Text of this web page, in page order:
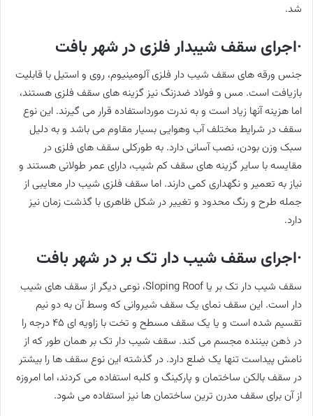
شد.
·اجرای سقف شیبدار فلزی در شهر بافت
جنس ورقه های سقف شیب دار فلزی آلومینیوم، روی و استیل با قابلیت
بازیافت است. مس و فولاد ضدزنگ نیز گزینه های سقف فلزی هستند،
اما هزینه آنها زیاد است و به ندرت مورداستفاده قرار می گیرند. این نوع
سقف در شرایط مختلف آب وهوایی بسیار مقاوم می باشد و به دلیل
سبک وزن بودن، نصب آسانی دارد. به طورکلی سقف های فلزی در
مقایسه با سایر گزینه های سقف کم شیب، دارای عمر طولانی هستند و
نیاز به تعمیر و نگهداری کمی دارند. اما سقف فلزی شیب دار معایبی از
جمله طرح و رنگ محدود و تغییر در شکل ظاهری با گذشت زمان نیز
دارد.
·اجرای سقف شیب دار تک بر در شهر بافت
سقف شیب دار تک بر یا Sloping Roof، نوعی دیگر از سقف های شیب
دار است. این سقف نمای یک سقف شیروانی که وسط آن به دو نیم
تقسیم شده است و یا یک سقف مسطح و تخت با زاویه ای ٤٥ درجه را
در ذهن بیننده مجسم می کند. سقف شیب دار تک بر همان طور که از
نامش پیداست تنها یک ضلع دارد. در گذشته این نوع سقف ها را بیشتر
در سقف بالکن ساختمان و پارکینگ و کلبه استفاده می کردند، اما امروزه
از آن برای سقف مدرن ترین ساختمان ها نیز استفاده می شود.